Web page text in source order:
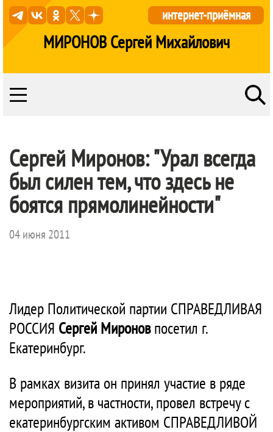
МИРОНОВ Сергей Михайлович
интернет-приёмная
Сергей Миронов: "Урал всегда
был силен тем, что здесь не
боятся прямолинейности"
04 июня 2011
Лидер Политической партии СПРАВЕДЛИВАЯ
РОССИЯ Сергей Мироновпосетил г.
Екатеринбург.
В рамках визита он принял участие в ряде
мероприятий, в частности, провел встречу с
екатеринбургским активом СПРАВЕДЛИВОЙ